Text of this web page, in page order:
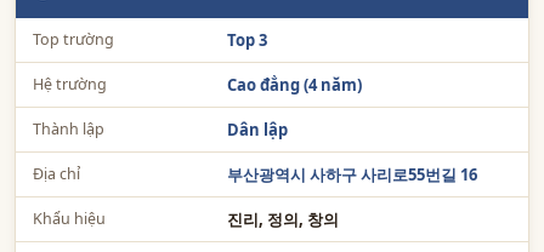
Top trường Top 3
Hệ trường Cao đẳng (4 năm)
Thành lập Dân lập
Địa chỉ 부산광역시 사하구 사리로55번길 16
Khẩu hiệu 진리, 정의, 창의